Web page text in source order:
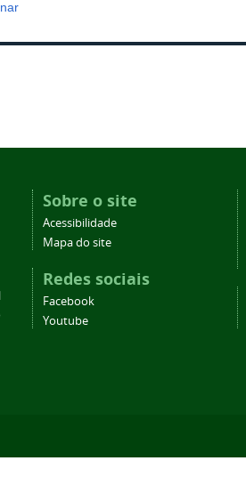
Sobre o site
Acessibilidade
Mapa do site
Redes sociais
Facebook
Youtube